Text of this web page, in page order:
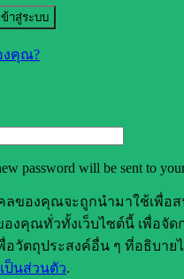
ข้าสู่ระบบ
งคุณ?
password will be sent to
ของคุณจะถูกนำมาใช้เพื่อ
งคุณทั่วทั้งเว็บไซต์นี้ เพื่อจัด
วัตถุประสงค์อื่น ๆ ที่อธิบายไ
ป็นส่วนตัว.